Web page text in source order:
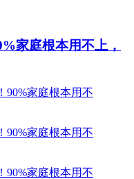
家庭根本用不上，